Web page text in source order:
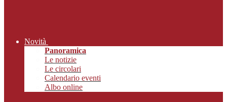
Novità
Panoramica
Le notizie
Le circolari
Calendario eventi
Albo online